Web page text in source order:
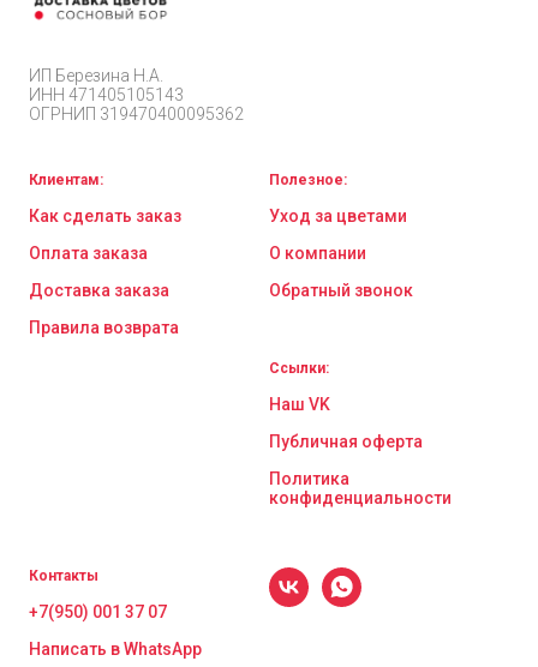
ИП Березина Н.А.
ИНН 471405105143
ОГРНИП 319470400095362
Клиентам:
Как сделать заказ
Оплата заказа
Доставка заказа
Правила возврата
Полезное:
Уход за цветами
О компании
Обратный звонок
Ссылки:
Наш VK
Публичная оферта
Политика
конфиденциальности
Контакты
+7(950) 001 37 07
Написать в WhatsApp